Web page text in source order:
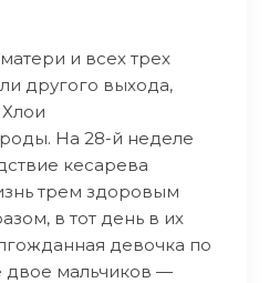
и всех трех
другого выхода,
На 28-й неделе
кесарева
трем здоровым
в тот день в их
девочка по
двое мальчиков —